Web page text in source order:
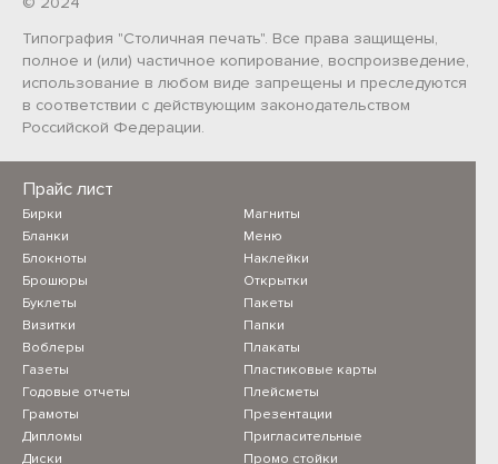
Прайс лист
Бирки
Бланки
Блокноты
Брошюры
Буклеты
Визитки
Воблеры
Газеты
Годовые отчеты
Грамоты
Дипломы
Диски
Магниты
Меню
Наклейки
Открытки
Пакеты
Папки
Плакаты
Пластиковые карты
Плейсметы
Презентации
Пригласительные
Промо стойки
Типография "Столичная печать". Все права защищены,
полное и (или) частичное копирование, воспроизведение,
использование в любом виде запрещены и преследуются
в соответствии с действующим законодательством
Российской Федерации.